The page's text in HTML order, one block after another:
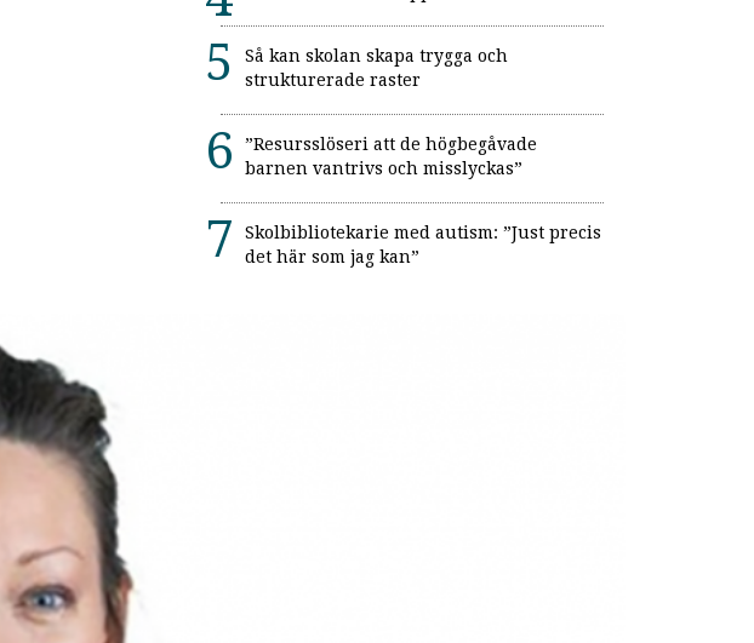
Så kan skolan skapa trygga och
strukturerade raster
”Resursslöseri att de högbegåvade
barnen vantrivs och misslyckas”
Skolbibliotekarie med autism: ”Just precis
det här som jag kan”